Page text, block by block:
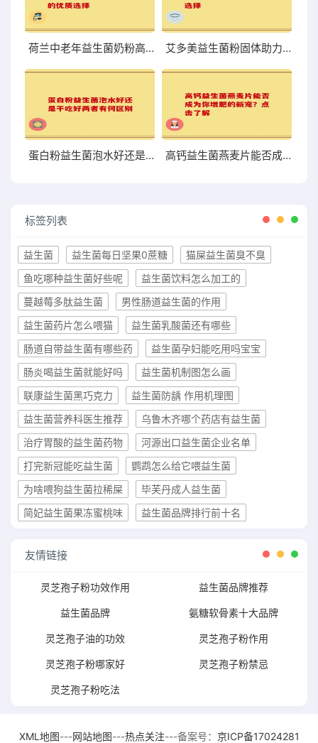
荷兰中老年益生菌奶粉高硒 助力中老年健康的优质选择 艾多美益生菌粉固体助力肠道健康提升的理想选择
蛋白粉益生菌泡水好还是干吃好两者有何区别 高钙益生菌燕麦片能否成为你增肥的新宠？点击了解
标签列表
益生菌 益生菌每日坚果0蔗糖
猫屎益生菌臭不臭
鱼吃哪种益生菌好些呢
益生菌饮料怎么加工的
蔓越莓多肽益生菌
男性肠道益生菌的作用
益生菌药片怎么喂猫
益生菌乳酸菌还有哪些
肠道自带益生菌有哪些药
益生菌孕妇能吃用吗宝宝
肠炎喝益生菌就能好吗
益生菌机制图怎么画
联康益生菌黑巧克力
益生菌防龋 作用机理图
益生菌营养科医生推荐
乌鲁木齐哪个药店有益生菌
治疗胃酸的益生菌药物
河源出口益生菌企业名单
打完新冠能吃益生菌
鹦鹉怎么给它喂益生菌
为啥喂狗益生菌拉稀屎
毕芙丹成人益生菌
简妃益生菌果冻蜜桃味
益生菌品牌排行前十名
友情链接
灵芝孢子粉功效作用 益生菌品牌推荐
益生菌品牌 氨糖软骨素十大品牌
灵芝孢子油的功效 灵芝孢子粉作用
灵芝孢子粉哪家好 灵芝孢子粉禁忌
灵芝孢子粉吃法
XML地图---网站地图---热点关注---备案号： 京ICP备17024281